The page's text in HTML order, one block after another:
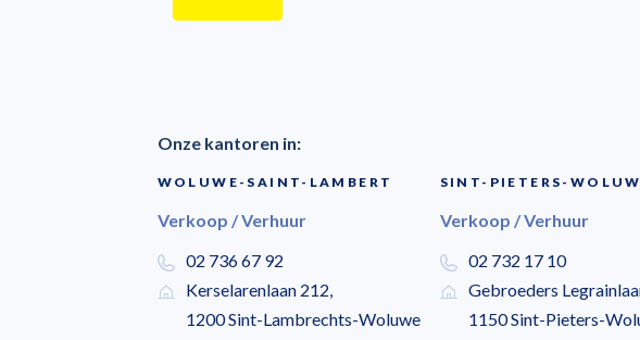
Onze kantoren in:
WOLUWE-SAINT-LAMBERT
Verkoop / Verhuur
02 736 67 92
Kerselarenlaan 212,
1200 Sint-Lambrechts-Woluwe
SINT-PIETERS-
Verkoop / Verhuur
02 732 17 10
Gebroeders
1150 Sint-Pieters-